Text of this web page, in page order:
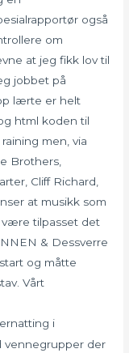
også
om
at jeg fikk lov til
jobbet på
lærte er helt
html koden til
men, via
Brothers,
Cliff Richard,
at musikk som
være tilpasset det
& Dessverre
og måtte
Vårt
i
vennegrupper der